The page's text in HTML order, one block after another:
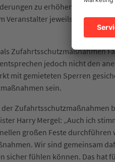
zu erhöhen. Um einen
Veranstalter jeweils ein
Zufahrtsschutzmaßnahmen
jedoch nicht den
mit gemieteten Sperren
sein.
der Zufahrtsschutzmaßnahmen
Harry Mergel: „Auch ich
großen Feste durchführen
Wir sind gemeinsam
sicher fühlen können. Das hat